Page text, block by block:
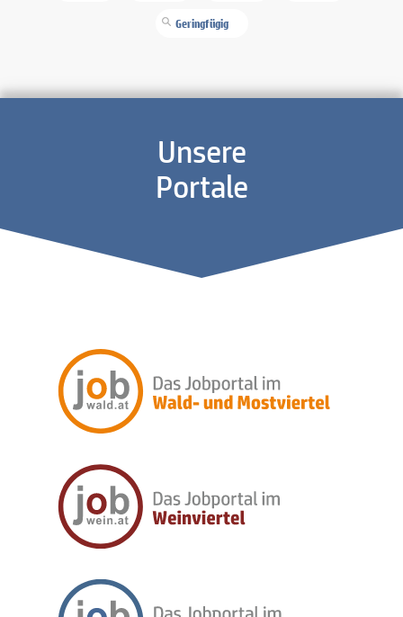
Geringfügig
Unsere
Portale